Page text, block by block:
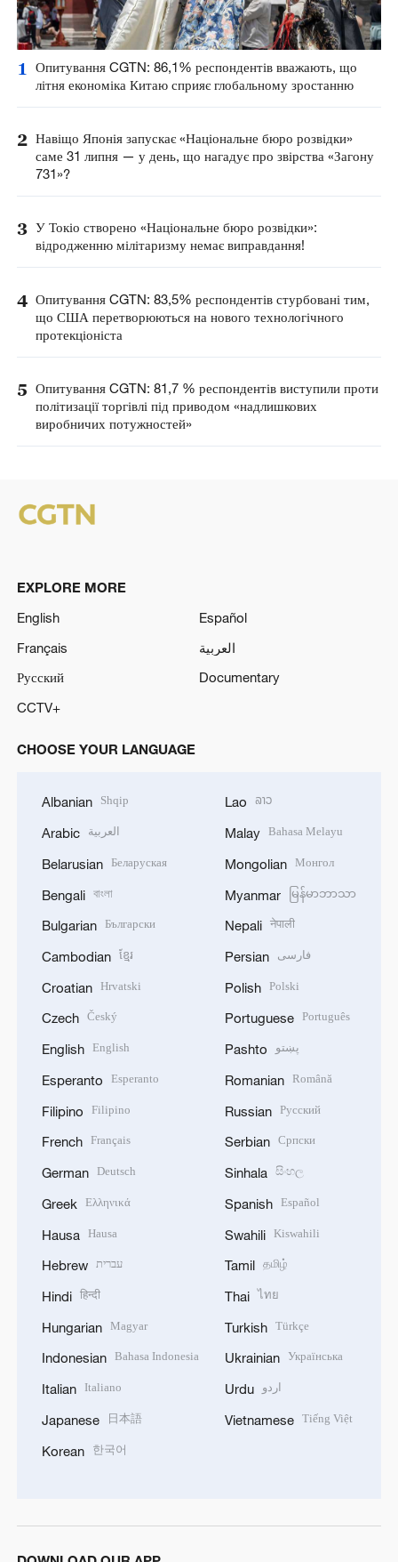
1
Опитування CGTN: 86,1% респондентів вважають, що
літня економіка Китаю сприяє глобальному зростанню
2 Навіщо Японія запускає «Національне бюро розвідки»
саме 31 липня — у день, що нагадує про звірства «Загону
731»?
3 У Токіо створено «Національне бюро розвідки»:
відродженню мілітаризму немає виправдання!
4 Опитування CGTN: 83,5% респондентів стурбовані тим,
що США перетворюються на нового технологічного
протекціоніста
5 Опитування CGTN: 81,7 % респондентів виступили проти
політизації торгівлі під приводом «надлишкових
виробничих потужностей»
EXPLORE MORE
English
Español
Français
العربية
Русский
Documentary
CCTV+
CHOOSE YOUR LANGUAGE
Albanian Shqip
Arabic العربية
Belarusian Беларуская
Bengali বাংলা
Bulgarian Български
Cambodian ខ្មែរ
Croatian Hrvatski
Czech Český
English English
Esperanto Esperanto
Filipino Filipino
French Français
German Deutsch
Greek Ελληνικά
Hausa Hausa
Hebrew עברית
Hindi हिन्दी
Hungarian Magyar
Indonesian Bahasa Indonesia
Italian Italiano
Japanese 日本語
Korean 한국어
Lao ລາວ
Malay Bahasa Melayu
Mongolian Монгол
Myanmar မြန်မာဘာသာ
Nepali नेपाली
Persian فارسی
Polish Polski
Portuguese Português
Pashto پښتو
Romanian Română
Russian Русский
Serbian Српски
Sinhala සිංහල
Spanish Español
Swahili Kiswahili
Tamil தமிழ்
Thai ไทย
Turkish Türkçe
Ukrainian Українська
Urdu اردو
Vietnamese Tiếng Việt